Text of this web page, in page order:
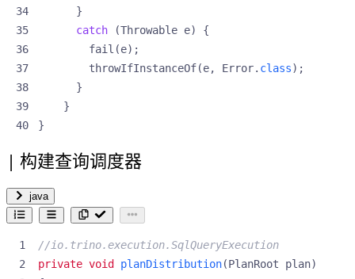
}
catch
(Throwable e)
{
fail (e);
throwIfInstanceOf(e, Error. class);
}
}
}
构建查询调度器
java
//io.trino.execution.SqlQueryExecution
private void planDistribution(PlanRoot plan)